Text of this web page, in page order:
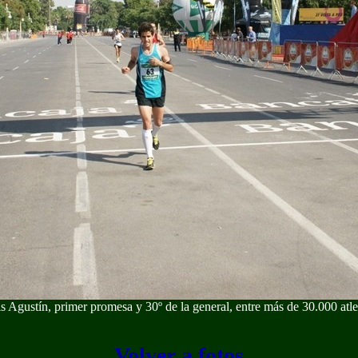
Agustín, primer promesa y 30º de la general, entre más de 30.000